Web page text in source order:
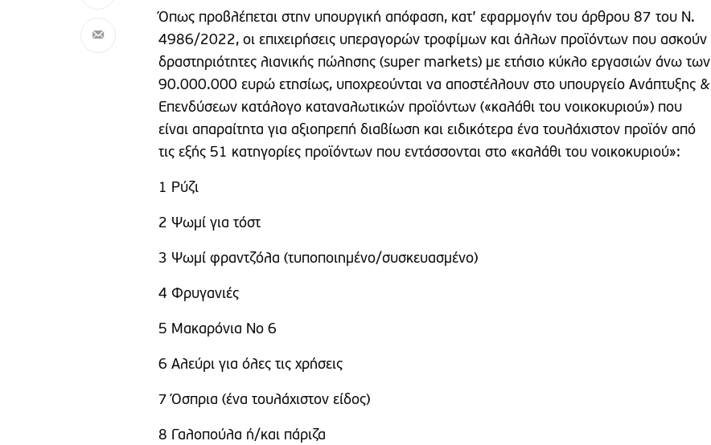
Όπως προβλέπεται στην υπουργική απόφαση, κατ’ εφαρμογήν του άρθρου 87 του Ν.
4986/2022, οι επιχειρήσεις υπεραγορών τροφίμων και άλλων προϊόντων που ασκούν
δραστηριότητες λιανικής πώλησης (super markets) με ετήσιο κύκλο εργασιών άνω των
90.000.000 ευρώ ετησίως, υποχρεούνται να αποστέλλουν στο υπουργείο Ανάπτυξης &
Επενδύσεων κατάλογο καταναλωτικών προϊόντων («καλάθι του νοικοκυριού») που
είναι απαραίτητα για αξιοπρεπή διαβίωση και ειδικότερα ένα τουλάχιστον προϊόν από
τις εξής 51 κατηγορίες προϊόντων που εντάσσονται στο «καλάθι του νοικοκυριού»:
1 Ρύζι
2 Ψωμί για τόστ
3 Ψωμί φραντζόλα (τυποποιημένο/συσκευασμένο)
4 Φρυγανιές
5 Μακαρόνια Νο 6
6 Αλεύρι για όλες τις χρήσεις
7 Όσπρια (ένα τουλάχιστον είδος)
8 Γαλοπούλα ή/και πάριζα